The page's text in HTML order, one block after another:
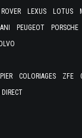
LEXUS LOTUS
PEUGEOT PORSCHE
COLORIAGES ZFE